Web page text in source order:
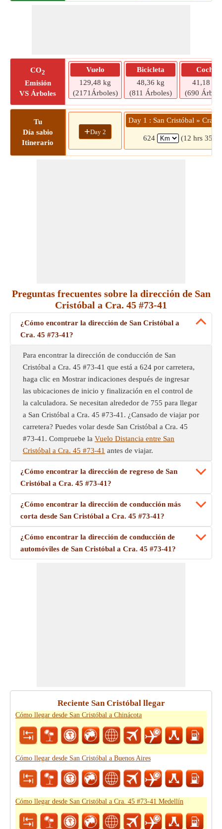
CO2
Emisión
VS Árboles
Vuelo
129,48 kg
(2171Árboles)
Bicicleta
48,36 kg
(811 Árboles)
Coche
41,18 kg
(690
Tu
Día sabio
Itinerario
+Day 2
Day 1 : San Cristóbal » Cra.
624 (12 hrs 35
Preguntas frecuentes sobre la dirección de San
Cristóbal a Cra. 45 #73-41
¿Cómo encontrar la dirección de San Cristóbal a
Cra. 45 #73-41?
Para encontrar la dirección de conducción de San
Cristóbal a Cra. 45 #73-41 que está a 624 por carretera,
haga clic en Mostrar indicaciones después de ingresar
las ubicaciones de inicio y finalización en el control de
la calculadora. Se necesitan alrededor de 755 para llegar
a San Cristóbal a Cra. 45 #73-41. ¿Cansado de viajar por
carretera? Puedes volar desde San Cristóbal a Cra. 45
#73-41. Compruebe la Vuelo Distancia entre San
Cristóbal a Cra. 45 #73-41 antes de viajar.
¿Cómo encontrar la dirección de regreso de San
Cristóbal a Cra. 45 #73-41?
¿Cómo encontrar la dirección de conducción más
corta desde San Cristóbal a Cra. 45 #73-41?
¿Cómo encontrar la dirección de conducción de
automóviles de San Cristóbal a Cra. 45 #73-41?
Reciente San Cristóbal llegar
Cómo llegar desde San Cristóbal a Chinácota
Cómo llegar desde San Cristóbal a Buenos Aires
Cómo llegar desde San Cristóbal a Cra. 45 #73-41 Medellín